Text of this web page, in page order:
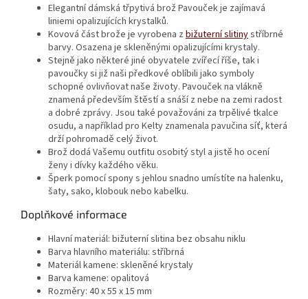
Elegantní dámská třpytivá brož Pavouček je zajímavá
liniemi opalizujících krystalků.
Kovová část brože je vyrobena z bižuterní slitinystříbrné
barvy. Osazena je skleněnými opalizujícími krystaly.
Stejně jako některé jiné obyvatele zvířecí říše, tak i
pavoučky si již naši předkové oblíbili jako symboly
schopné ovlivňovat naše životy. Pavouček na vlákně
znamená především štěstí a snáší z nebe na zemi radost
a dobré zprávy. Jsou také považováni za trpělivé tkalce
osudu, a například pro Kelty znamenala pavučina síť, která
drží pohromadě celý život.
Brož dodá Vašemu outfitu osobitý styl a jistě ho ocení
ženy i dívky každého věku.
Šperk pomocí spony s jehlou snadno umístíte na halenku,
šaty, sako, klobouk nebo kabelku.
Doplňkové informace
Hlavní materiál: bižuterní slitina bez obsahu niklu
Barva hlavního materiálu: stříbrná
Materiál kamene: skleněné krystaly
Barva kamene: opalitová
Rozměry: 40 x 55 x 15 mm